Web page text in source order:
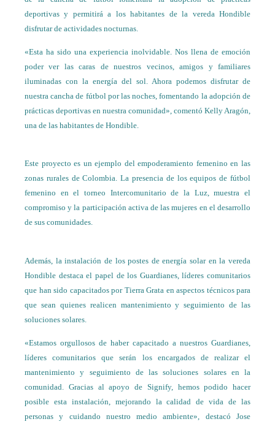
deportivas y permitirá a los habitantes de la vereda Hondible
disfrutar de actividades nocturnas.
«Esta ha sido una experiencia inolvidable. Nos llena de emoción
poder ver las caras de nuestros vecinos, amigos y familiares
iluminadas con la energía del sol. Ahora podemos disfrutar de
nuestra cancha de fútbol por las noches, fomentando la adopción de
prácticas deportivas en nuestra comunidad», comentó Kelly Aragón,
una de las habitantes de Hondible.
Este proyecto es un ejemplo del empoderamiento femenino en las
zonas rurales de Colombia. La presencia de los equipos de fútbol
femenino en el torneo Intercomunitario de la Luz, muestra el
compromiso y la participación activa de las mujeres en el desarrollo
de sus comunidades.
Además, la instalación de los postes de energía solar en la vereda
Hondible destaca el papel de los Guardianes, líderes comunitarios
que han sido capacitados por Tierra Grata en aspectos técnicos para
que sean quienes realicen mantenimiento y seguimiento de las
soluciones solares.
«Estamos orgullosos de haber capacitado a nuestros Guardianes,
líderes comunitarios que serán los encargados de realizar el
mantenimiento y seguimiento de las soluciones solares en la
comunidad. Gracias al apoyo de Signify, hemos podido hacer
posible esta instalación, mejorando la calidad de vida de las
personas y cuidando nuestro medio ambiente», destacó Jose